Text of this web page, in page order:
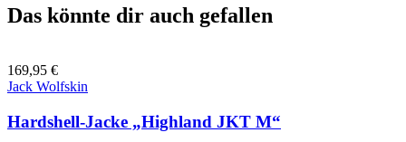
Das könnte dir auch gefallen
169,95 €
Jack Wolfskin
Hardshell-Jacke „Highland JKT M“